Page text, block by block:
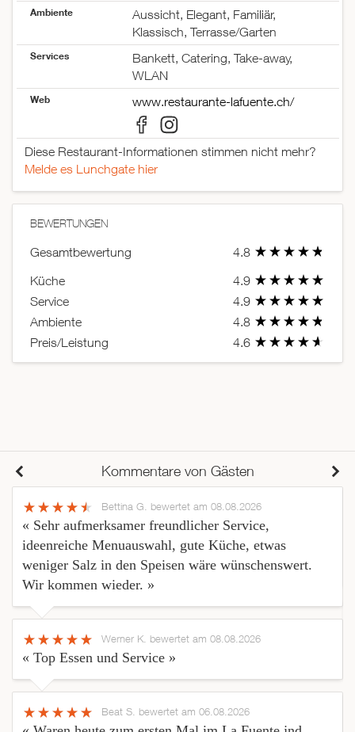
Sonntag
geschlossen
Ambiente
Aussicht, Elegant, Familiär,
Klassisch, Terrasse/Garten
Services
Bankett, Catering, Take-away,
WLAN
Web www.restaurante-lafuente.ch/
Diese Restaurant-Informationen stimmen nicht mehr?
Melde es Lunchgate hier
BEWERTUNGEN
Gesamtbewertung
4.8
Küche
4.9
Service
4.9
Ambiente
4.8
Preis/Leistung
4.6
Kommentare von Gästen
Bettina G. bewertet am 08.08.2026
« Sehr aufmerksamer freundlicher Service,
ideenreiche Menuauswahl, gute Küche, etwas
weniger Salz in den Speisen wäre wünschenswert.
Wir kommen wieder. »
Werner K. bewertet am 08.08.2026
« Top Essen und Service »
Beat S. bewertet am 06.08.2026